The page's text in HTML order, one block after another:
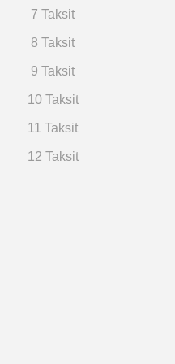
7 Taksit
8 Taksit
9 Taksit
10 Taksit
11 Taksit
12 Taksit